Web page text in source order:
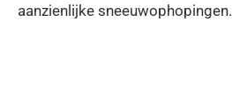
aanzienlijke sneeuwophopingen.